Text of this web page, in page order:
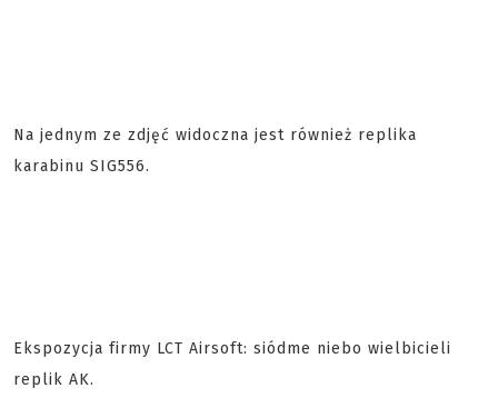
Na jednym ze zdjęć widoczna jest również replika
karabinu SIG556.
Ekspozycja firmy LCT Airsoft: siódme niebo wielbicieli
replik AK.